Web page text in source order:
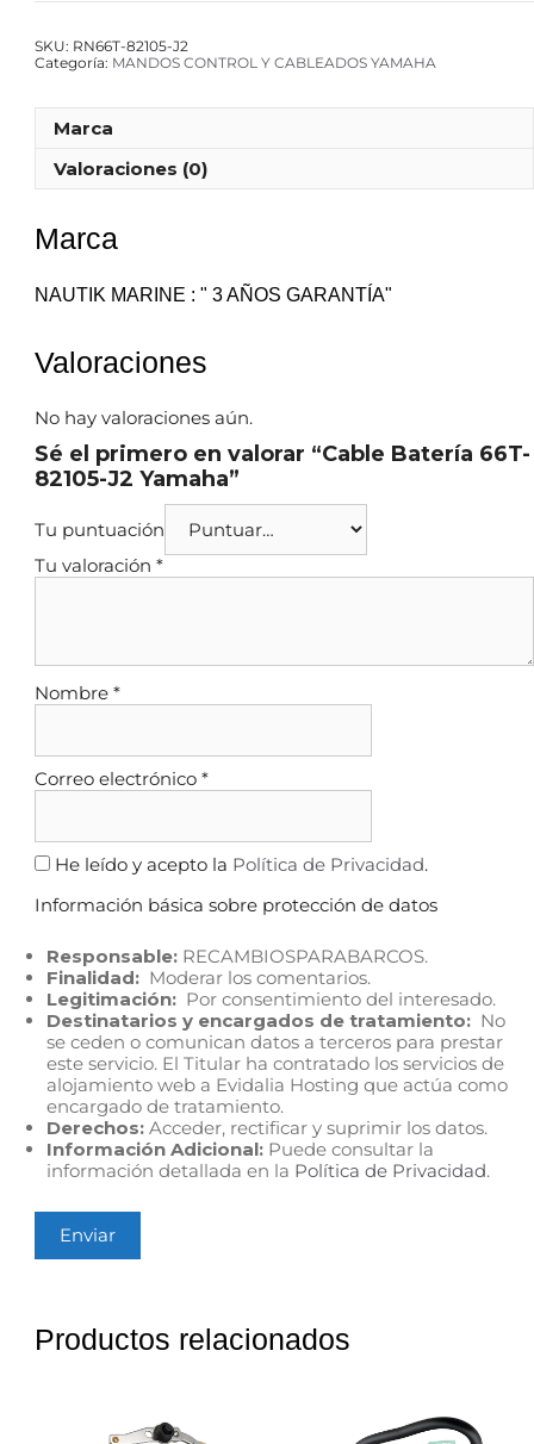
SKU: RN66T-82105-J2
Categoría: MANDOS CONTROL Y CABLEADOS YAMAHA
Marca
Valoraciones (0)
Marca
NAUTIK MARINE : " 3 AÑOS GARANTÍA"
Valoraciones
No hay valoraciones aún.
Sé el primero en valorar “Cable Batería 66T-
82105-J2 Yamaha”
Tu puntuación
Tu valoración *
Nombre *
Correo electrónico *
He leído y acepto la Política de Privacidad.
Información básica sobre protección de datos
Responsable: RECAMBIOSPARABARCOS.
Finalidad: Moderar los comentarios.
Legitimación: Por consentimiento del interesado.
Destinatarios y encargados de tratamiento: No
se ceden o comunican datos a terceros para prestar
este servicio. El Titular ha contratado los servicios de
alojamiento web a Evidalia Hosting que actúa como
encargado de tratamiento.
Derechos: Acceder, rectificar y suprimir los datos.
Información Adicional: Puede consultar la
información detallada en la Política de Privacidad.
Productos relacionados